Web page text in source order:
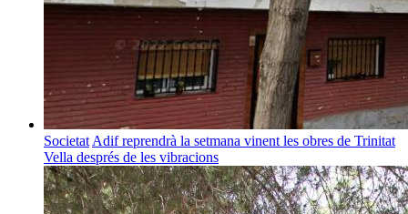
Societat Adif reprendrà la setmana vinent les obres de Trinitat
Vella després de les vibracions